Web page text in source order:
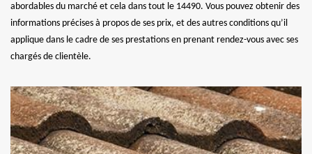
abordables du marché et cela dans tout le 14490. Vous pouvez obtenir des
informations précises à propos de ses prix, et des autres conditions qu’il
applique dans le cadre de ses prestations en prenant rendez-vous avec ses
chargés de clientèle.